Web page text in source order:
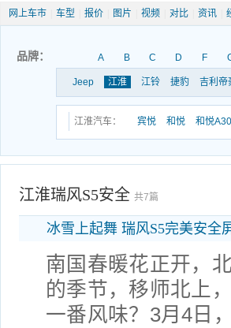
网上车市 车型 报价 图片 视频 对比 资讯
品牌： A B C D F
Jeep 江淮 江铃 捷豹 吉利帝
江淮汽车： 宾悦 和悦 和悦A30
江淮瑞风S5安全 共7篇
冰雪上起舞 瑞风S5完美安全
南国春暖花正开，
的季节，移师北上
一番风味？3月4日